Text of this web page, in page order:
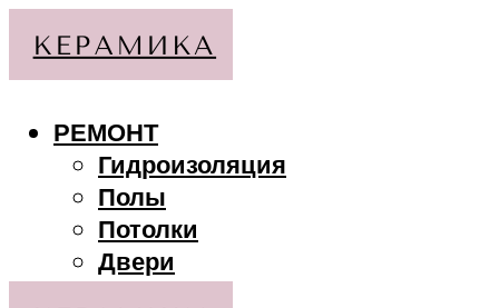
РЕМОНТ
Гидроизоляция
Полы
Потолки
Двери